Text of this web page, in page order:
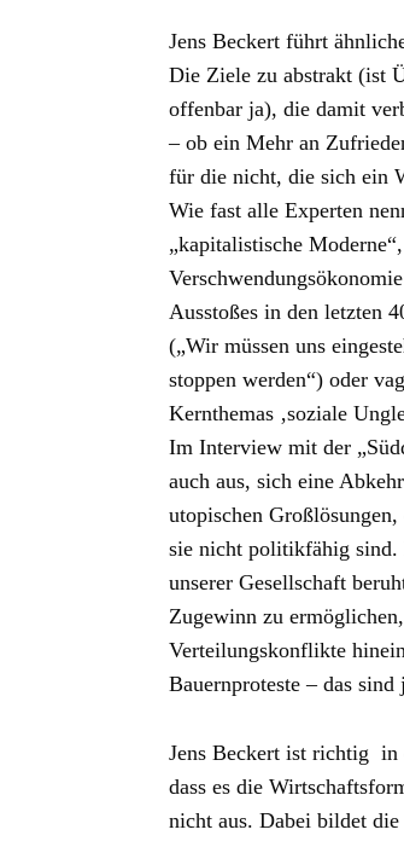
Jens Beckert führt
Die Ziele zu abstrakt (ist
offenbar ja), die damit
– ob ein Mehr an
für die nicht, die sich ein
Wie fast alle Experten
„kapitalistische
Ausstoßes in den letzten
(„Wir müssen uns
stoppen werden“) oder
Kernthemas ‚soziale
Im Interview mit der
auch aus, sich eine
utopischen
sie nicht politikfähig sind.
unserer Gesellschaft
Zugewinn zu
Verteilungskonflikte
Bauernproteste – das
Jens Beckert ist richtig in
dass es die
nicht aus. Dabei bildet